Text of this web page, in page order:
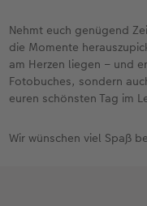
Nehmt euch genügend
die Momente
am Herzen liegen – und
Fotobuches, sondern
euren schönsten Tag im
Wir wünschen viel Spaß